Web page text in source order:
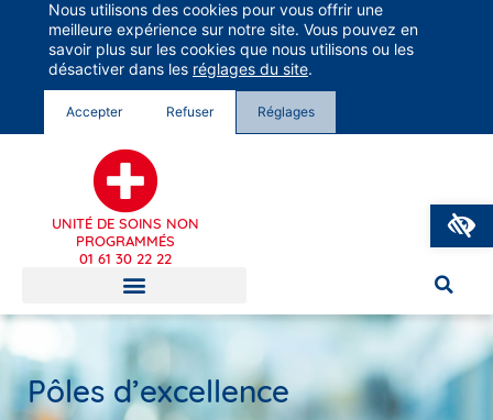
Groupe Vivalto Santé
Entre nous, la vie
UNITÉ DE SOINS NON
PROGRAMMÉS
01 61 30 22 22
Pôles d’excellence
Nous utilisons des cookies pour vous offrir une
meilleure expérience sur notre site. Vous pouvez en
savoir plus sur les cookies que nous utilisons ou les
désactiver dans les réglages du site.
Accepter Refuser Réglages